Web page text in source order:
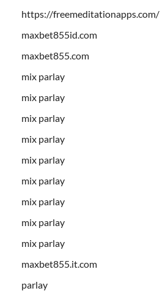
https://freemeditationapps.com/
maxbet855id.com
maxbet855.com
mix parlay
mix parlay
mix parlay
mix parlay
mix parlay
mix parlay
mix parlay
mix parlay
mix parlay
maxbet855.it.com
parlay